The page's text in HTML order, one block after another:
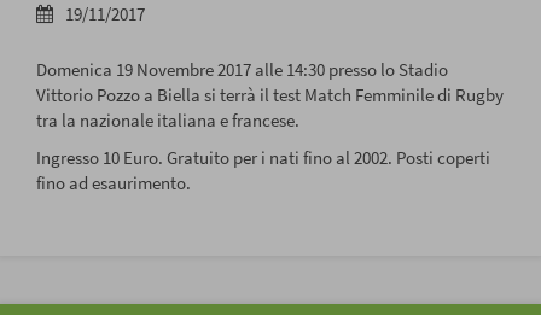
19/11/2017
Domenica 19 Novembre 2017 alle 14:30 presso lo Stadio
Vittorio Pozzo a Biella si terrà il test Match Femminile di Rugby
tra la nazionale italiana e francese.
Ingresso 10 Euro. Gratuito per i nati fino al 2002. Posti coperti
fino ad esaurimento.